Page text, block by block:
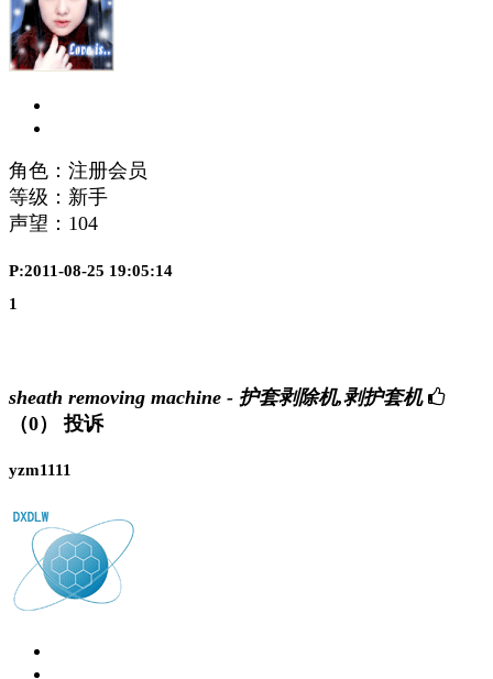
角色：注册会员
等级：新手
声望： 104
P:2011-08-25 19:05:14
1
sheath removing machine - 护套剥除机,剥护套机
（0）
投诉
yzm1111